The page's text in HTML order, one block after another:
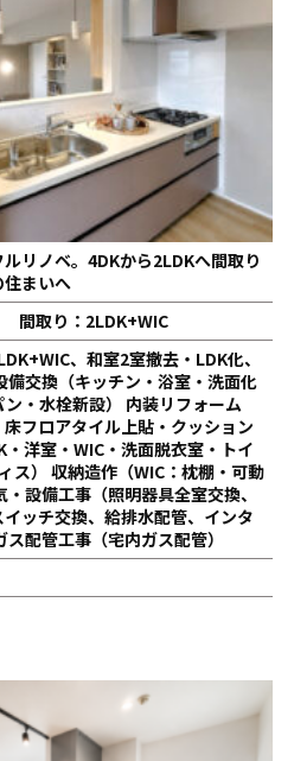
リノベ。4DKから2LDKへ間取り
まいへ
間取り：2LDK+WIC
、和室2室撤去・LDK化、
交換（キッチン・浴室・洗面化
・水栓新設） 内装リフォーム
床フロアタイル上貼・クッション
洋室・WIC・洗面脱衣室・トイ
ス） 収納造作（WIC：枕棚・可動
設備工事（照明器具全室交換、
ッチ交換、給排水配管、インタ
配管工事（宅内ガス配管）